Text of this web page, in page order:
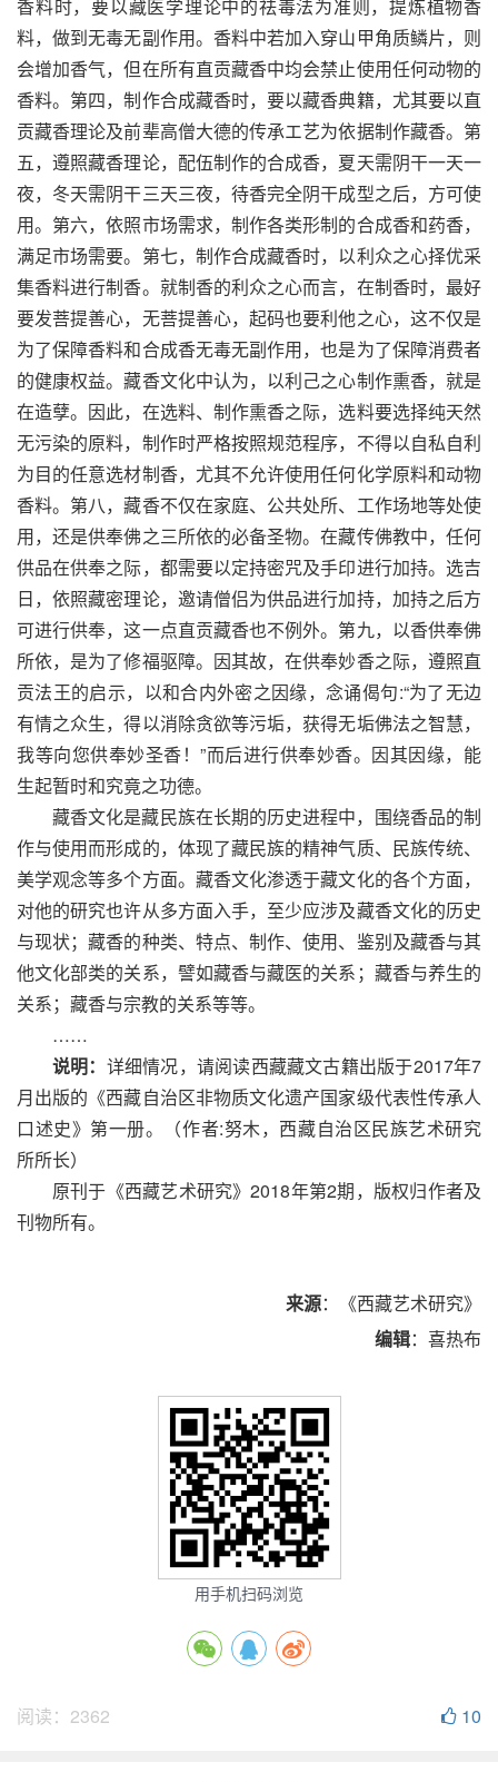
香料时，要以藏医学理论中的祛毒法为准则，提炼植物香
料，做到无毒无副作用。香料中若加入穿山甲角质鳞片，则
会增加香气，但在所有直贡藏香中均会禁止使用任何动物的
香料。第四，制作合成藏香时，要以藏香典籍，尤其要以直
贡藏香理论及前辈高僧大德的传承エ艺为依据制作藏香。第
五，遵照藏香理论，配伍制作的合成香，夏天需阴干一天一
夜，冬天需阴干三天三夜，待香完全阴干成型之后，方可使
用。第六，依照市场需求，制作各类形制的合成香和药香，
满足市场需要。第七，制作合成藏香时，以利众之心择优采
集香料进行制香。就制香的利众之心而言，在制香时，最好
要发菩提善心，无菩提善心，起码也要利他之心，这不仅是
为了保障香料和合成香无毒无副作用，也是为了保障消费者
的健康权益。藏香文化中认为，以利己之心制作熏香，就是
在造孽。因此，在选料、制作熏香之际，选料要选择纯天然
无污染的原料，制作时严格按照规范程序，不得以自私自利
为目的任意选材制香，尤其不允许使用任何化学原料和动物
香料。第八，藏香不仅在家庭、公共处所、工作场地等处使
用，还是供奉佛之三所依的必备圣物。在藏传佛教中，任何
供品在供奉之际，都需要以定持密咒及手印进行加持。选吉
日，依照藏密理论，邀请僧侣为供品进行加持，加持之后方
可进行供奉，这一点直贡藏香也不例外。第九，以香供奉佛
所依，是为了修福驱障。因其故，在供奉妙香之际，遵照直
贡法王的启示，以和合内外密之因缘，念诵偈句:“为了无边
有情之众生，得以消除贪欲等污垢，获得无垢佛法之智慧，
我等向您供奉妙圣香！”而后进行供奉妙香。因其因缘，能
生起暂时和究竟之功德。
藏香文化是藏民族在长期的历史进程中，围绕香品的制
作与使用而形成的，体现了藏民族的精神气质、民族传统、
美学观念等多个方面。藏香文化渗透于藏文化的各个方面，
对他的研究也许从多方面入手，至少应涉及藏香文化的历史
与现状；藏香的种类、特点、制作、使用、鉴别及藏香与其
他文化部类的关系，譬如藏香与藏医的关系；藏香与养生的
关系；藏香与宗教的关系等等。
……
说明： 详细情况，请阅读西藏藏文古籍出版于2017年7
月出版的《西藏自治区非物质文化遗产国家级代表性传承人
口述史》第一册。（作者:努木，西藏自治区民族艺术研究
所所长）
原刊于《西藏艺术研究》2018年第2期，版权归作者及
刊物所有。
来源：《西藏艺术研究》
编辑：喜热布
用手机扫码浏览
阅读： 2362 10